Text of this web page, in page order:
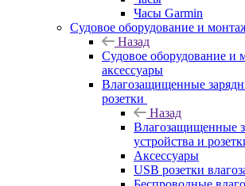
Часы Garmin
Судовое оборудование и
Назад
Судовое оборудование и
аксессуары
Влагозащищенные
розетки
Назад
Влагозащищенные
устройства и
Аксессуары
USB розетки